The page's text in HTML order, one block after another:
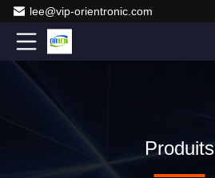
lee@vip-orientronic.com
Produits